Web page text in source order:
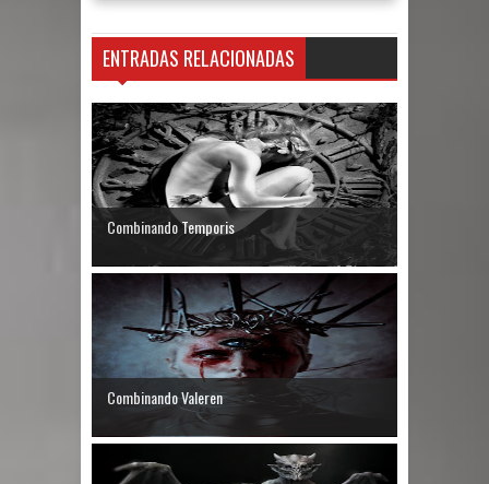
ENTRADAS RELACIONADAS
Combinando Temporis
Combinando Valeren